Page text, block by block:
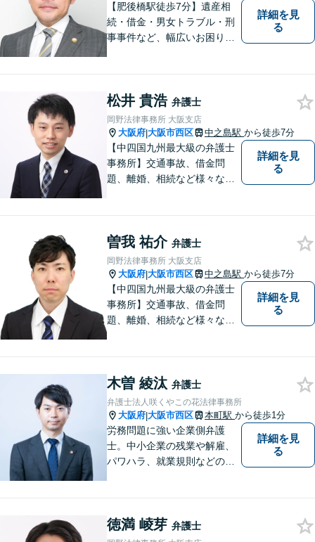
【肥後橋駅徒歩7分】遺産相
続・借金・男女トラブル・刑
事事件など、幅広いお困りご
す。フットワークを活かし、
迅速な解決へと尽力いたしま
す。
詳細を見
る
松井 貴浩 弁護士
岡野法律事務所 大阪支店
大阪府|大阪市西区 中之島駅 から徒歩7分
【中四国九州最大級の弁護士
事務所】交通事故、借金問
題、離婚、相続など様々な問
い！
詳細を見
る
曽我 祐介 弁護士
岡野法律事務所 大阪支店
大阪府|大阪市西区 中之島駅 から徒歩7分
【中四国九州最大級の弁護士
事務所】交通事故、借金問
題、離婚、相続など様々な問
い！
詳細を見
る
木曽 綾汰 弁護士
弁護士法人咲くやこの花法律事務所
大阪府|大阪市西区 本町駅 から徒歩1分
労務問題に強い企業側弁護
士。中小企業の残業や解雇、
パワハラ、就業規則などの問
詳細を見
る
徳満 崚芽 弁護士